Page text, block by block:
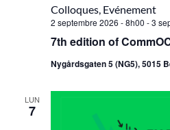
2 septembre 2026 - 8h00 -3
7th edition of
Colloques, Evénement
Nygårdsgaten 5 (NG5), 5015
LUN
7